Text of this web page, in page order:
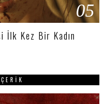
05
İlk Kez Bir Kadın